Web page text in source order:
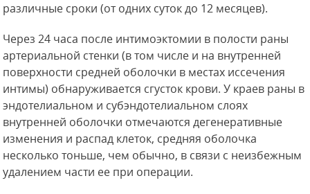
различные сроки (от одних суток до 12 месяцев).
Через 24 часа после интимоэктомии в полости раны
артериальной стенки (в том числе и на внутренней
поверхности средней оболочки в местах иссечения
интимы) обнаруживается сгусток крови. У краев раны в
эндотелиальном и субэндотелиальном слоях
внутренней оболочки отмечаются дегенеративные
изменения и распад клеток, средняя оболочка
несколько тоньше, чем обычно, в связи с неизбежным
удалением части ее при операции.